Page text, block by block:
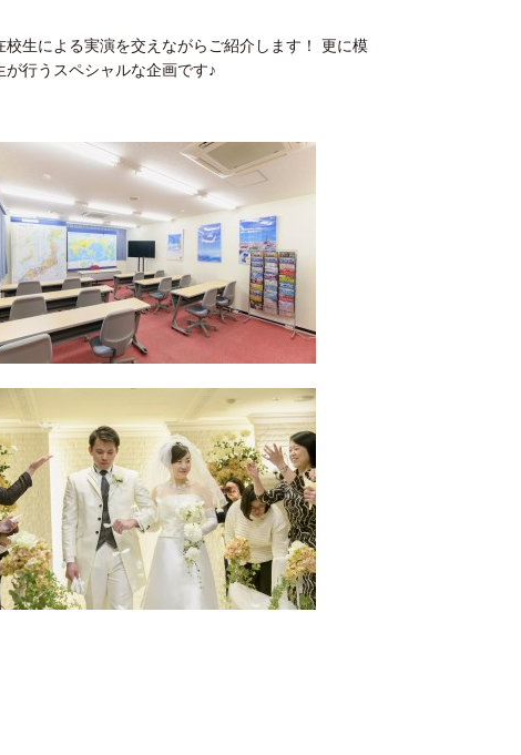
生による実演を交えながらご紹介します！ 更に模
行うスペシャルな企画です♪